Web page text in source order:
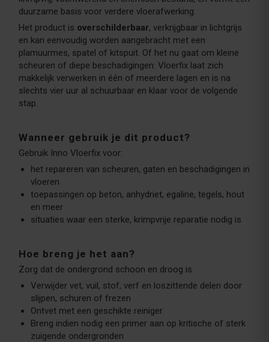
duurzame basis voor verdere vloerafwerking.
Het product is overschilderbaar, verkrijgbaar in lichtgrijs
en kan eenvoudig worden aangebracht met een
plamuurmes, spatel of kitspuit. Of het nu gaat om kleine
scheuren of diepe beschadigingen: Vloerfix laat zich
makkelijk verwerken in één of meerdere lagen en is na
slechts vier uur al schuurbaar en klaar voor de volgende
stap.
Wanneer gebruik je dit product?
Gebruik Inno Vloerfix voor:
het repareren van scheuren, gaten en beschadigingen in
vloeren
toepassingen op beton, anhydriet, egaline, tegels, hout
en meer
situaties waar een sterke, krimpvrije reparatie nodig is
Hoe breng je het aan?
Zorg dat de ondergrond schoon en droog is
Verwijder vet, vuil, stof, verf en loszittende delen door
slijpen, schuren of frezen
Ontvet met een geschikte reiniger
Breng indien nodig een primer aan op kritische of sterk
zuigende ondergronden